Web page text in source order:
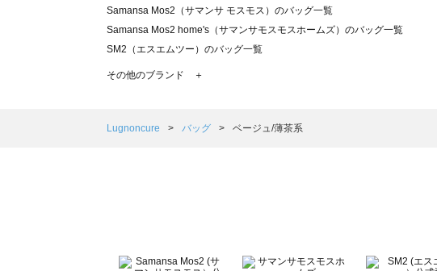
Samansa Mos2（サマンサ モスモス）のバッグ一覧
Samansa Mos2 home's（サマンサモスモスホームズ）のバッグ一覧
SM2（エスエムツー）のバッグ一覧
TSUHARU by Samansa Mos2（ツハルバイサマンサモスモス）のバッグ一覧
Samansa Mos2 Lagom（サマンサモスモス ラーゴム）のバッグ一覧
BETTY'S BLUE（べティーズブルー）のバッグ一覧
その他のブランド ＋
Lugnoncure バッグ ベージュ/薄茶系